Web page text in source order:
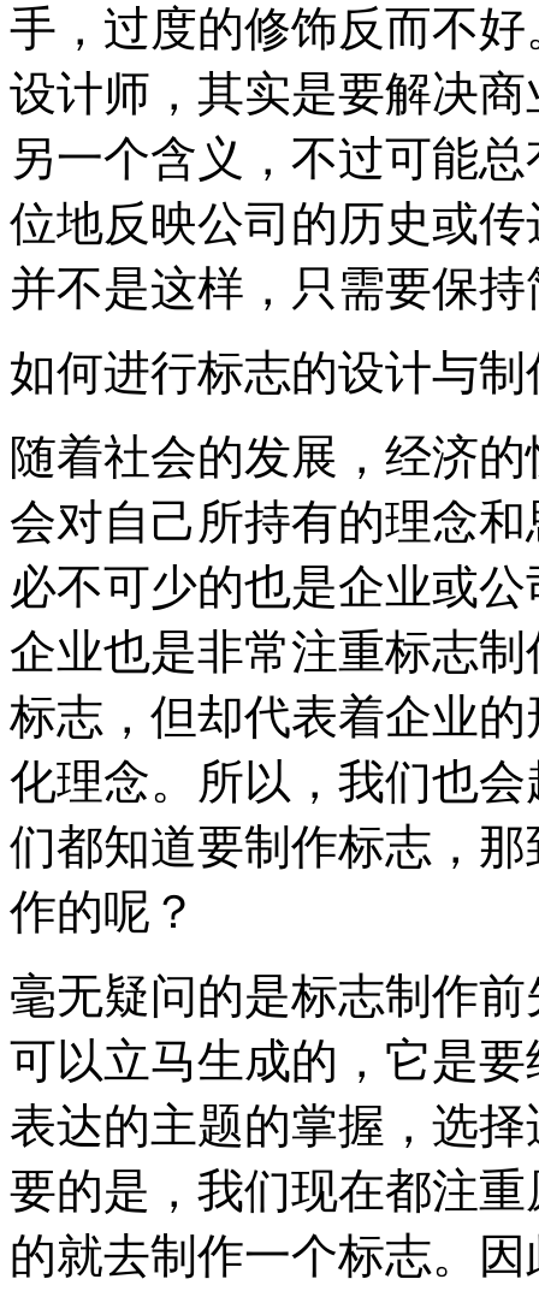
手，过度的修饰反而不
设计师，其实是要解决
另一个含义，不过可能
位地反映公司的历史或
并不是这样，只需要保
如何进行标志的设计与制
随着社会的发展，经济
会对自己所持有的理念
必不可少的也是企业或
企业也是非常注重标志
标志，但却代表着企业
化理念。所以，我们也
们都知道要制作标志，
作的呢？
毫无疑问的是标志制作
可以立马生成的，它是
表达的主题的掌握，选
要的是，我们现在都注
的就去制作一个标志。